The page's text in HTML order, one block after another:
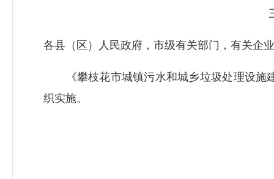
各县（区）人民政府，市级有关部门，有关企
《攀枝花市城镇污水和城乡垃圾处理设施
织实施。